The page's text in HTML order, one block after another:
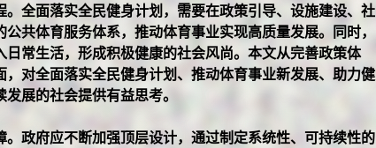
全面落实全民健身计划，需要在政策引导、设施建设、社
共体育服务体系，推动体育事业实现高质量发展。同时，
常生活，形成积极健康的社会风尚。本文从完善政策体
对全面落实全民健身计划、推动体育事业新发展、助力健
展的社会提供有益思考。
政府应不断加强顶层设计，通过制定系统性、可持续性的